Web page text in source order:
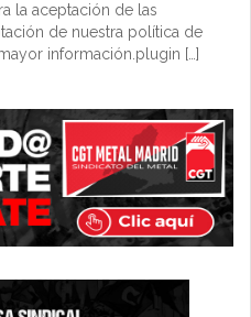
la aceptación de las
de nuestra política de
información.plugin […]